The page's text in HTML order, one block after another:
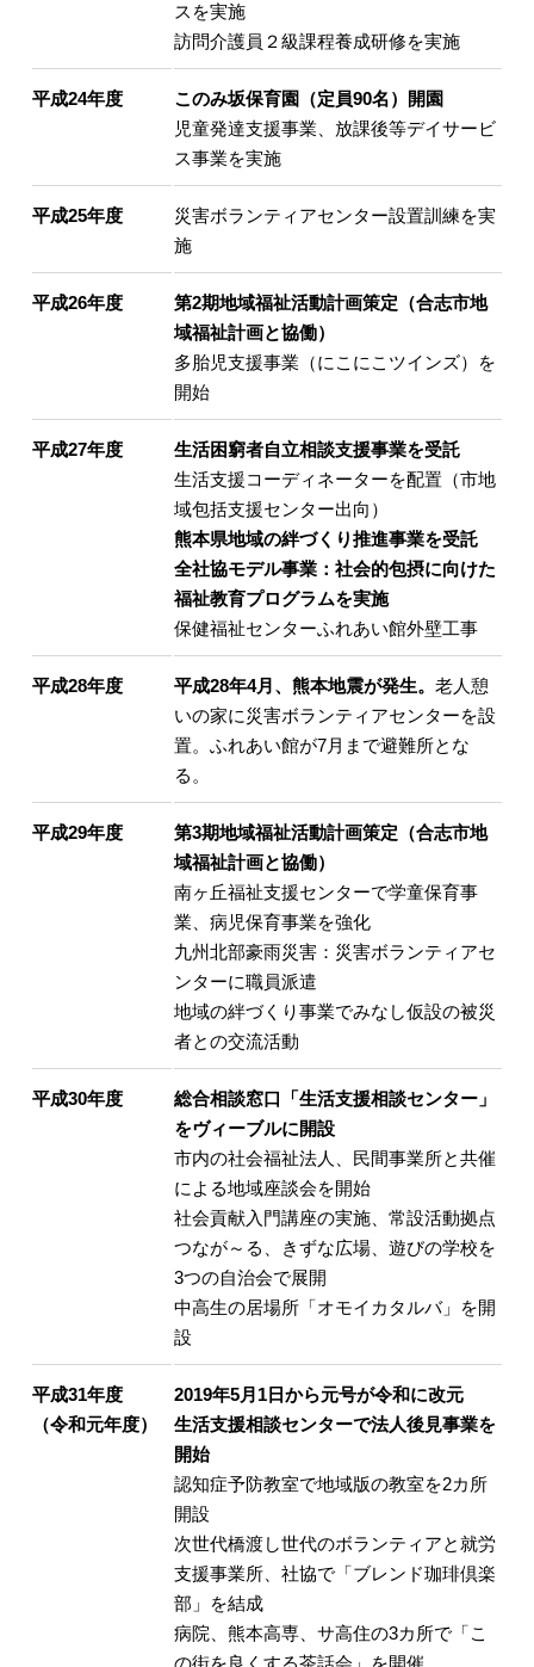
スを実施
訪問介護員２級課程養成研修を実施
平成24年度
このみ坂保育園（定員90名）開園
児童発達支援事業、放課後等デイサービ
ス事業を実施
平成25年度
災害ボランティアセンター設置訓練を実
施
平成26年度
第2期地域福祉活動計画策定（合志市地
域福祉計画と協働）
多胎児支援事業（にこにこツインズ）を
開始
平成27年度
生活困窮者自立相談支援事業を受託
生活支援コーディネーターを配置（市地
域包括支援センター出向）
熊本県地域の絆づくり推進事業を受託
全社協モデル事業：社会的包摂に向けた
福祉教育プログラムを実施
保健福祉センターふれあい館外壁工事
平成28年度 平成28年4月、熊本地震が発生。 老人憩
いの家に災害ボランティアセンターを設
置。ふれあい館が7月まで避難所とな
る。
平成29年度
第3期地域福祉活動計画策定（合志市地
域福祉計画と協働）
南ヶ丘福祉支援センターで学童保育事
業、病児保育事業を強化
九州北部豪雨災害：災害ボランティアセ
ンターに職員派遣
地域の絆づくり事業でみなし仮設の被災
者との交流活動
平成30年度
総合相談窓口「生活支援相談センター」
をヴィーブルに開設
市内の社会福祉法人、民間事業所と共催
による地域座談会を開始
社会貢献入門講座の実施、常設活動拠点
つなが～る、きずな広場、遊びの学校を
3つの自治会で展開
中高生の居場所「オモイカタルバ」を開
設
平成31年度
（令和元年度）
2019年5月1日から元号が令和に改元
生活支援相談センターで法人後見事業を
開始
認知症予防教室で地域版の教室を2カ所
開設
次世代橋渡し世代のボランティアと就労
支援事業所、社協で「ブレンド珈琲倶楽
部」を結成
病院、熊本高専、サ高住の3カ所で「こ